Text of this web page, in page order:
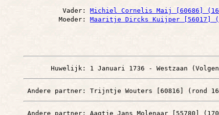
          Vader:
Michiel Cornelis Maij [60686]
         Moeder:
Maaritje Dircks Kuijper [56017]
Huwelijk: 1 Januari 1736 - Westzaan
Andere partner: Trijntje Wouters [60816] (rond